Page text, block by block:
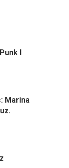
I
Marina